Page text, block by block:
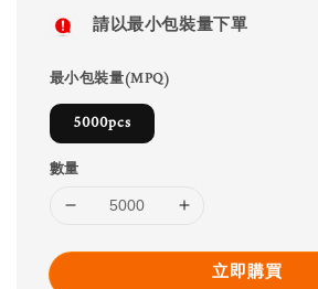
請以最小包裝量下單
最小包裝量(MPQ)
5000pcs
數量
立即購買